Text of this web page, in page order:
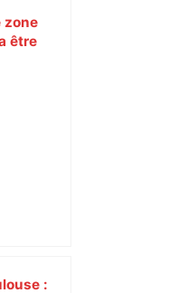
zone
être
: